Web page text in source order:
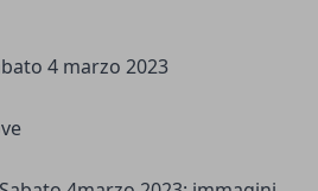
4 marzo 2023